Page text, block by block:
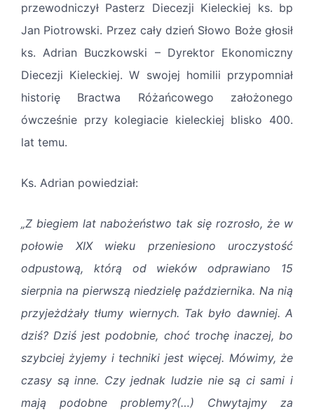
przewodniczył Pasterz Diecezji Kieleckiej ks. bp
Jan Piotrowski. Przez cały dzień Słowo Boże głosił
ks. Adrian Buczkowski – Dyrektor Ekonomiczny
Diecezji Kieleckiej. W swojej homilii przypomniał
historię Bractwa Różańcowego założonego
ówcześnie przy kolegiacie kieleckiej blisko 400.
lat temu.
Ks. Adrian powiedział:
„Z biegiem lat nabożeństwo tak się rozrosło, że w
połowie XIX wieku przeniesiono uroczystość
odpustową, którą od wieków odprawiano 15
sierpnia na pierwszą niedzielę października. Na nią
przyjeżdżały tłumy wiernych. Tak było dawniej. A
dziś? Dziś jest podobnie, choć trochę inaczej, bo
szybciej żyjemy i techniki jest więcej. Mówimy, że
czasy są inne. Czy jednak ludzie nie są ci sami i
mają podobne problemy?(…) Chwytajmy za